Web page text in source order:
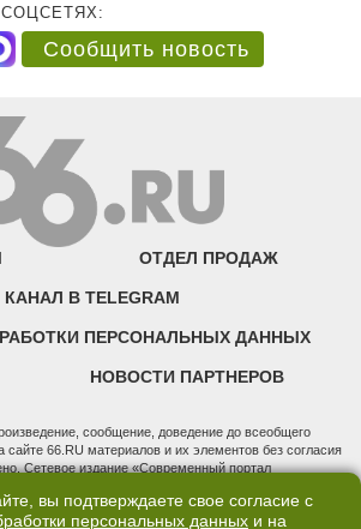
Сообщить новость
ОТДЕЛ ПРОДАЖ
КАНАЛ В TELEGRAM
ПЕРСОНАЛЬНЫХ ДАННЫХ
НОВОСТИ ПАРТНЕРОВ
сообщение, доведение до всеобщего
66.RU материалов и их элементов без согласия
Сетевое издание «Современный портал
технологий и массовых коммуникаций
номер ЭЛ № ФС 77 - 76634 от 02.09.2019
вы подтверждаете свое согласие с
персональных данных и на